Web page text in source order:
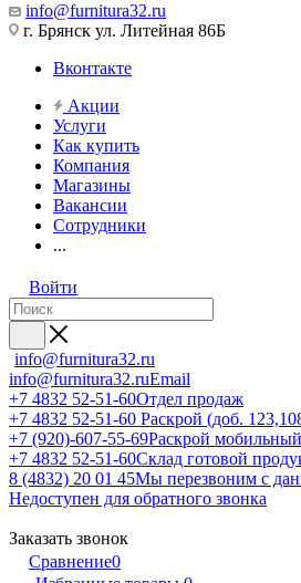
info@furnitura32.ru
г. Брянск ул. Литейная 86Б
Вконтакте
Акции
Услуги
Как купить
Компания
Магазины
Вакансии
Сотрудники
...
Войти
info@furnitura32.ru
info@furnitura32.ruEmail
+7 4832 52-51-60Отдел продаж
+7 4832 52-51-60 Раскрой (доб.
+7 (920)-607-55-69Раскрой мобильный
+7 4832 52-51-60Склад готовой
8 (4832) 20 01 45Мы перезвоним с
Недоступен для обратного звонка
Заказать звонок
Сравнение0